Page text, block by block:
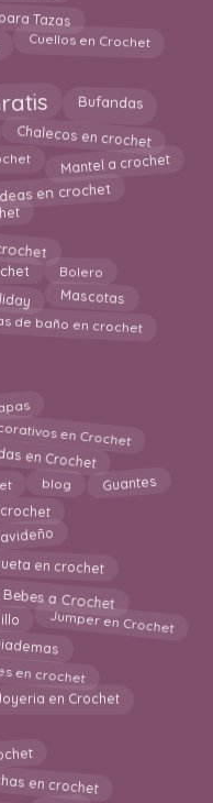
Tazas
Cuellos en Crochet
Bufandas
Chalecos en crochet
Mantel a crochet
en crochet
Bolero
Mascotas
de baño en crochet
en Crochet
en Crochet
blog Guantes
en crochet
a Crochet
Jumper en Crochet
en crochet
en Crochet
en crochet